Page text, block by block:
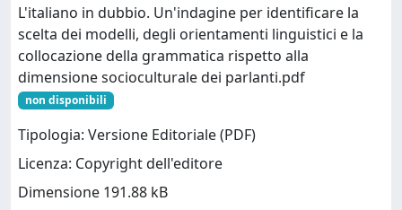
L'italiano in dubbio. Un'indagine per identificare la
scelta dei modelli, degli orientamenti linguistici e la
collocazione della grammatica rispetto alla
dimensione socioculturale dei parlanti.pdf
non disponibili
Tipologia: Versione Editoriale (PDF)
Licenza: Copyright dell'editore
Dimensione 191.88 kB